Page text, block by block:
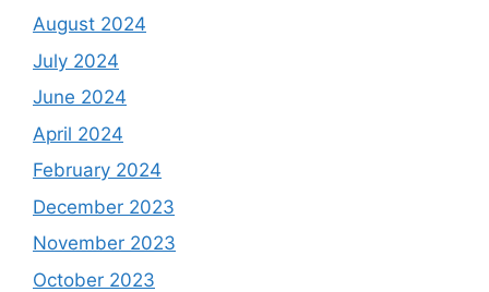
August 2024
July 2024
June 2024
April 2024
February 2024
December 2023
November 2023
October 2023